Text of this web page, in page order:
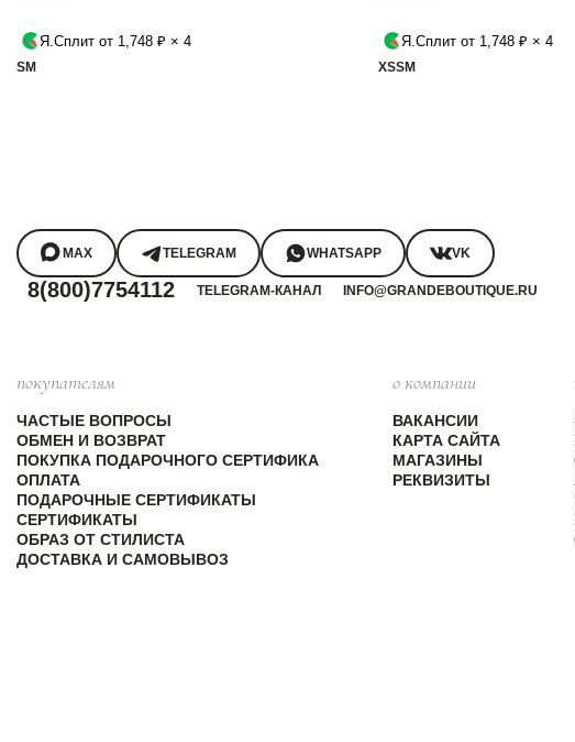
Я.Сплит от 1,748 ₽ × 4
SM
Я.Сплит от 1,748 ₽ × 4
XSSM
MAX TELEGRAM WHATSAPP VK
8(800)7754112 TELEGRAM-КАНАЛ INFO@GRANDEBOUTIQUE.RU
покупателям
ЧАСТЫЕ ВОПРОСЫ
ОБМЕН И ВОЗВРАТ
ПОКУПКА ПОДАРОЧНОГО СЕРТИФИКА
ОПЛАТА
ПОДАРОЧНЫЕ СЕРТИФИКАТЫ
СЕРТИФИКАТЫ
ОБРАЗ ОТ СТИЛИСТА
ДОСТАВКА И САМОВЫВОЗ
о компании
ВАКАНСИИ
КАРТА САЙТА
МАГАЗИНЫ
РЕКВИЗИТЫ